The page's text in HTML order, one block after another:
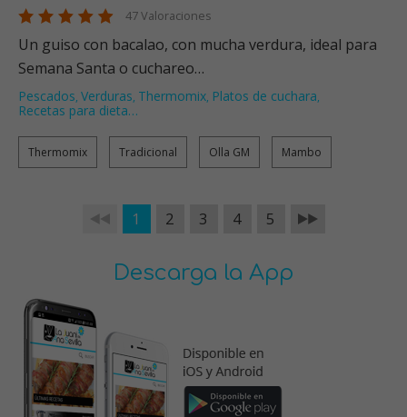
47 Valoraciones
Un guiso con bacalao, con mucha verdura, ideal para
Semana Santa o cuchareo…
Pescados, Verduras, Thermomix, Platos de cuchara,
Recetas para dieta…
Thermomix Tradicional Olla GM Mambo
1 2 3 4 5
Descarga la App